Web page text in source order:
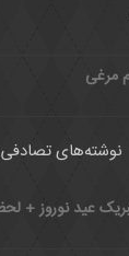
نوشته‌های تصادفی